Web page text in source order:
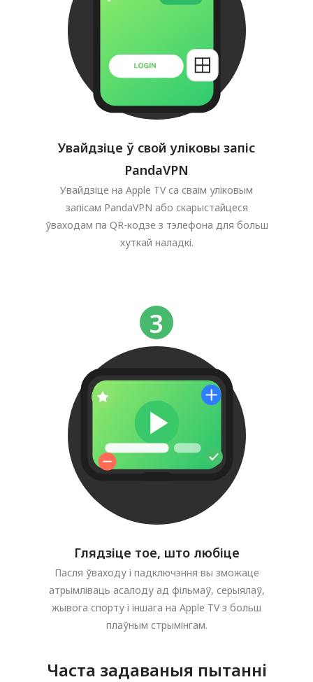
Увайдзіце ў свой уліковы запіс
PandaVPN
Увайдзіце на Apple TV са сваім уліковым
запісам PandaVPN або скарыстайцеся
ўваходам па QR-кодзе з тэлефона для больш
хуткай наладкі.
Глядзіце тое, што любіце
Пасля ўваходу і падключэння вы зможаце
атрымліваць асалоду ад фільмаў, серыялаў,
жывога спорту і іншага на Apple TV з больш
плаўным стрымінгам.
Часта задаваныя пытанні